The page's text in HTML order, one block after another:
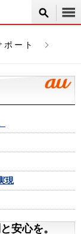
ポート
現
安心を。